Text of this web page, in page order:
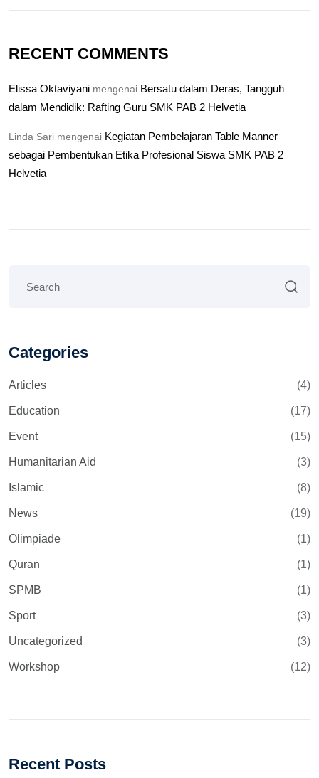
RECENT COMMENTS
Elissa Oktaviyani mengenai Bersatu dalam Deras, Tangguh
dalam Mendidik: Rafting Guru SMK PAB 2 Helvetia
Linda Sari mengenai Kegiatan Pembelajaran Table Manner
sebagai Pembentukan Etika Profesional Siswa SMK PAB 2
Helvetia
Categories
Articles (4)
Education (17)
Event (15)
Humanitarian Aid (3)
Islamic (8)
News (19)
Olimpiade (1)
Quran (1)
SPMB (1)
Sport (3)
Uncategorized (3)
Workshop (12)
Recent Posts